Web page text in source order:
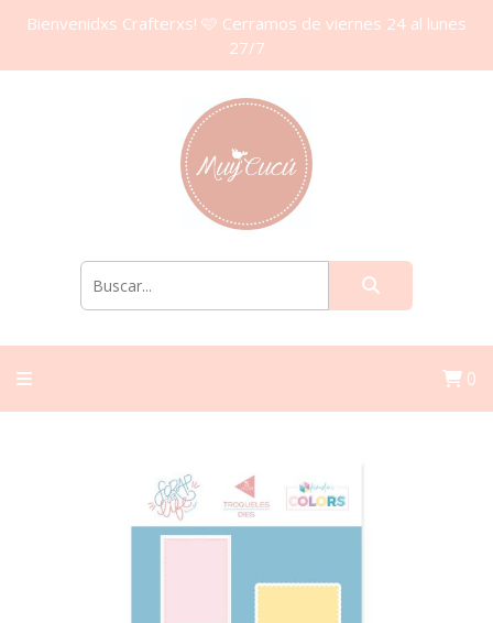
Bienvenidxs Crafterxs! 🩷 Cerramos de viernes 24 al lunes
27/7
0